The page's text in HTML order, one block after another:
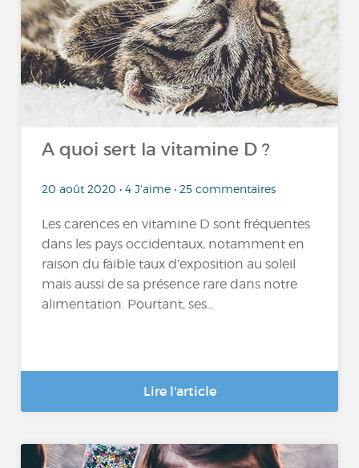
A quoi sert la vitamine D ?
20 août 2020 • 4 J'aime • 25 commentaires
Les carences en vitamine D sont fréquentes
dans les pays occidentaux, notamment en
raison du faible taux d’exposition au soleil
mais aussi de sa présence rare dans notre
alimentation. Pourtant, ses...
Lire l'article